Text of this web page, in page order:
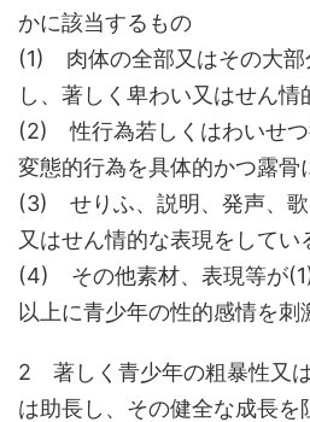
かに該当するもの
(1) 肉体の全部又はその大部
し、著しく卑わい又はせん
(2) 性行為若しくはわいせつ
変態的行為を具体的かつ露骨
(3) せりふ、説明、発声、歌
又はせん情的な表現をしてい
(4) その他素材、表現等が
以上に青少年の性的感情を刺
2 著しく青少年の粗暴性又
は助長し、その健全な成長を